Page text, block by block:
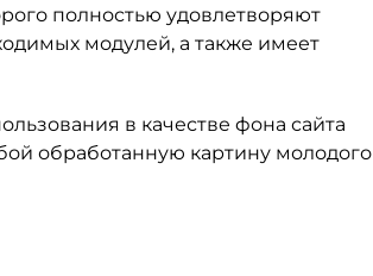
полностью удовлетворяют
модулей, а также имеет
в качестве фона сайта
обработанную картину молодого